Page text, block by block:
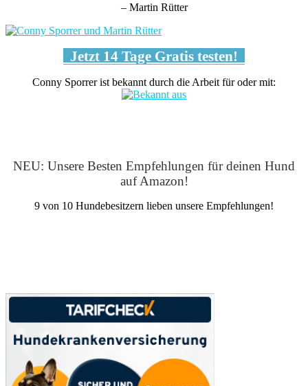
– Martin Rütter
Jetzt 14 Tage Gratis testen!
Conny Sporrer ist bekannt durch die Arbeit für oder mit:
NEU: Unsere Besten Empfehlungen für deinen Hund
auf Amazon!
9 von 10 Hundebesitzern lieben unsere Empfehlungen!